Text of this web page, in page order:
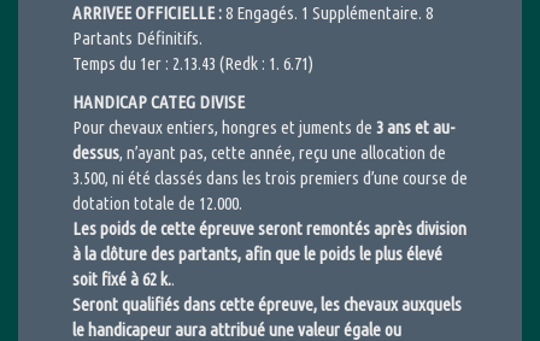
ARRIVEE OFFICIELLE :8 Engagés. 1 Supplémentaire. 8
Partants Définitifs.
Temps du 1er : 2.13.43 (Redk : 1. 6.71)
HANDICAP CATEG DIVISE
Pour chevaux entiers, hongres et juments de 3 ans et au-
dessus, n’ayant pas, cette année, reçu une allocation de
3.500, ni été classés dans les trois premiers d’une course de
dotation totale de 12.000.
Les poids de cette épreuve seront remontés après division
à la clôture des partants, afin que le poids le plus élevé
soit fixé à 62 k..
Seront qualifiés dans cette épreuve, les chevaux auxquels
le handicapeur aura attribué une valeur égale ou